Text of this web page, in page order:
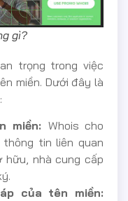
gì?
trọng trong việc
miền. Dưới đây là
miền: Whois cho
tin liên quan
hữu, nhà cung cấp
của tên miền: